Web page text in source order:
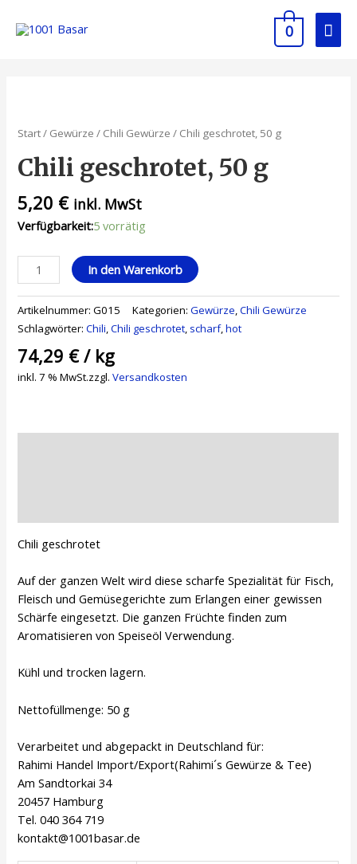
0
Start/ Gewürze / Chili Gewürze / Chili geschrotet, 50 g
Chili geschrotet, 50 g
5,20 € inkl. MwSt
Verfügbarkeit:5 vorrätig
In den Warenkorb
Artikelnummer:G015 Kategorien:Gewürze,Chili Gewürze
Schlagwörter:Chili,Chili geschrotet, scharf,hot
74,29 €/ kg
inkl. 7 % MwSt.zzgl.Versandkosten
Chili geschrotet
Auf der ganzen Welt wird diese scharfe Spezialität für Fisch,
Fleisch und Gemüsegerichte zum Erlangen einer gewissen
Schärfe eingesetzt. Die ganzen Früchte finden zum
Aromatisieren von Speiseöl Verwendung.
Kühl und trocken lagern.
Nettofüllmenge: 50 g
Verarbeitet und abgepackt in Deutschland für:
Rahimi Handel Import/Export(Rahimi´s Gewürze & Tee)
Am Sandtorkai 34
20457 Hamburg
Tel. 040 364 719
kontakt@1001basar.de